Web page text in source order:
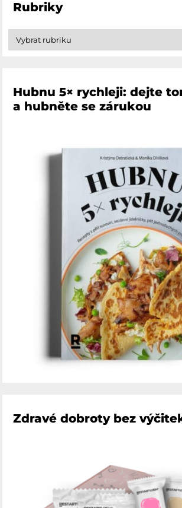
Rubriky
Hubnu 5× rychleji: dejte
a hubněte se zárukou
Zdravé dobroty bez